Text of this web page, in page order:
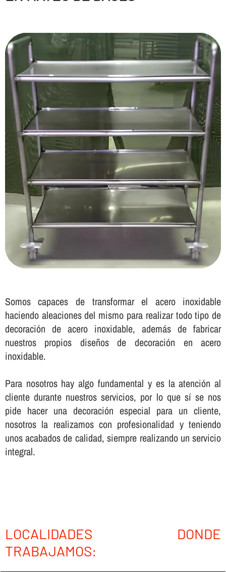
Somos capaces de transformar el acero inoxidable
haciendo aleaciones del mismo para realizar todo tipo de
decoración de acero inoxidable, además de fabricar
nuestros propios diseños de decoración en acero
inoxidable.
Para nosotros hay algo fundamental y es la atención al
cliente durante nuestros servicios, por lo que sí­ se nos
pide hacer una decoración especial para un cliente,
nosotros la realizamos con profesionalidad y teniendo
unos acabados de calidad, siempre realizando un servicio
integral.
LOCALIDADES DONDE
TRABAJAMOS: